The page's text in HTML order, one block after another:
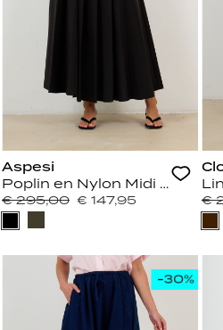
Aspesi
Poplin en Nylon Midi Rok
€ 295,00 € 147,95 €